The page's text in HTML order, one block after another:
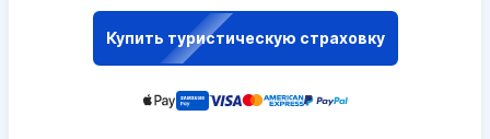
Купить туристическую страховку